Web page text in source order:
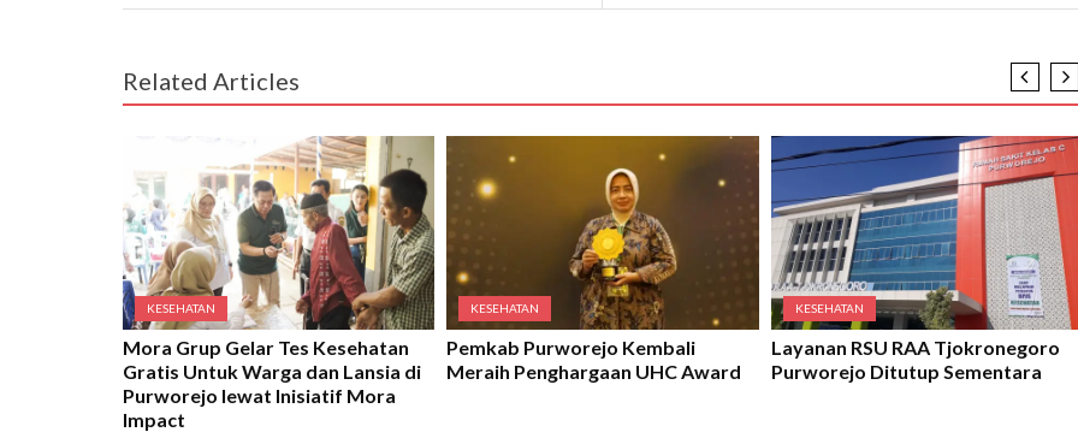
Related Articles
KESEHATAN
Mora Grup Gelar Tes Kesehatan
Gratis Untuk Warga dan Lansia di
Purworejo lewat Inisiatif Mora
Impact
KESEHATAN
Pemkab Purworejo Kembali
Meraih Penghargaan UHC Award
KESEHATAN
Layanan RSU RAA Tjokronegoro
Purworejo Ditutup Sementara